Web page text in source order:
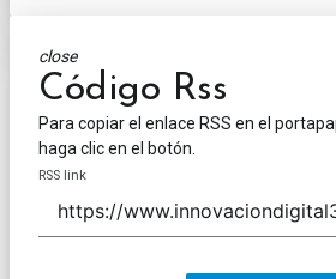
close
Código Rss
Para copiar el enlace RSS en el
haga clic en el botón.
RSS link